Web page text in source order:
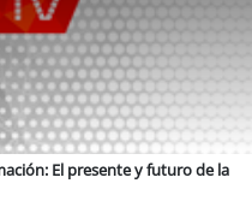
El presente y futuro de la